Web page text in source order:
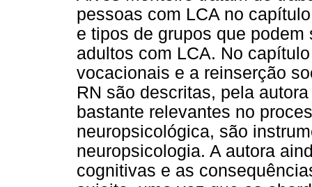
pessoas com LCA no
e tipos de grupos que
adultos com LCA. No
vocacionais e a reinserção
RN são descritas, pela
bastante relevantes no
neuropsicológica, são
neuropsicologia. A autora
cognitivas e as